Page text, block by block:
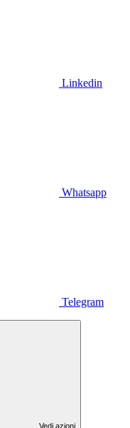
Linkedin
Whatsapp
Telegram
Vedi azioni